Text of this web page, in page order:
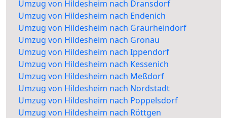
Umzug von Hildesheim nach Dransdorf
Umzug von Hildesheim nach Endenich
Umzug von Hildesheim nach Graurheindorf
Umzug von Hildesheim nach Gronau
Umzug von Hildesheim nach Ippendorf
Umzug von Hildesheim nach Kessenich
Umzug von Hildesheim nach Meßdorf
Umzug von Hildesheim nach Nordstadt
Umzug von Hildesheim nach Poppelsdorf
Umzug von Hildesheim nach Röttgen